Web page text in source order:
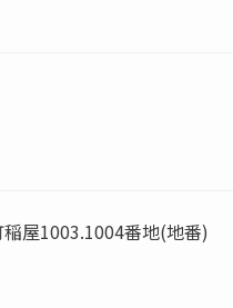
屋1003.1004番地(地番)